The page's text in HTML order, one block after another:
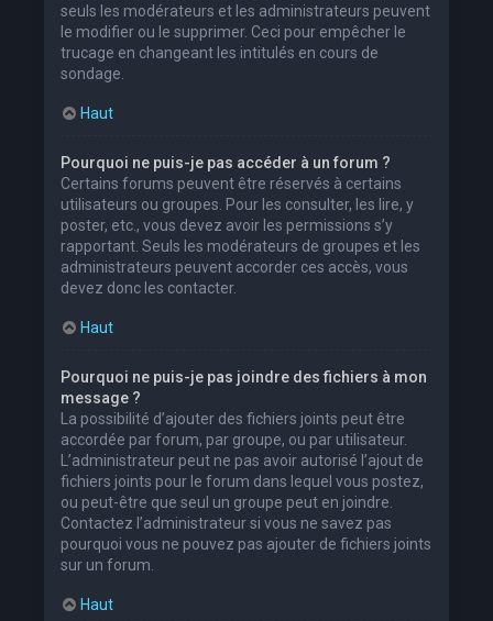
seuls les modérateurs et les administrateurs peuvent
le modifier ou le supprimer. Ceci pour empêcher le
trucage en changeant les intitulés en cours de
sondage.
Haut
Pourquoi ne puis-je pas accéder à un forum ?
Certains forums peuvent être réservés à certains
utilisateurs ou groupes. Pour les consulter, les lire, y
poster, etc., vous devez avoir les permissions s’y
rapportant. Seuls les modérateurs de groupes et les
administrateurs peuvent accorder ces accès, vous
devez donc les contacter.
Haut
Pourquoi ne puis-je pas joindre des fichiers à mon
message ?
La possibilité d’ajouter des fichiers joints peut être
accordée par forum, par groupe, ou par utilisateur.
L’administrateur peut ne pas avoir autorisé l’ajout de
fichiers joints pour le forum dans lequel vous postez,
ou peut-être que seul un groupe peut en joindre.
Contactez l’administrateur si vous ne savez pas
pourquoi vous ne pouvez pas ajouter de fichiers joints
sur un forum.
Haut